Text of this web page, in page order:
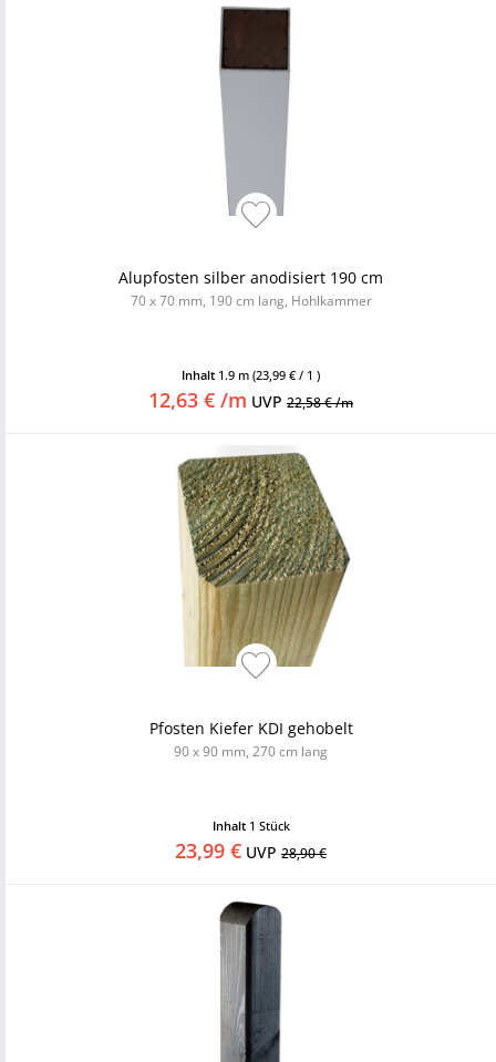
Alupfosten silber anodisiert 190 cm
70 x 70 mm, 190 cm lang, Hohlkammer
Inhalt 1.9 m (23,99 € / 1 )
12,63 € /m UVP 22,58 € /m
Pfosten Kiefer KDI gehobelt
90 x 90 mm, 270 cm lang
Inhalt 1 Stück
23,99 € UVP 28,90 €